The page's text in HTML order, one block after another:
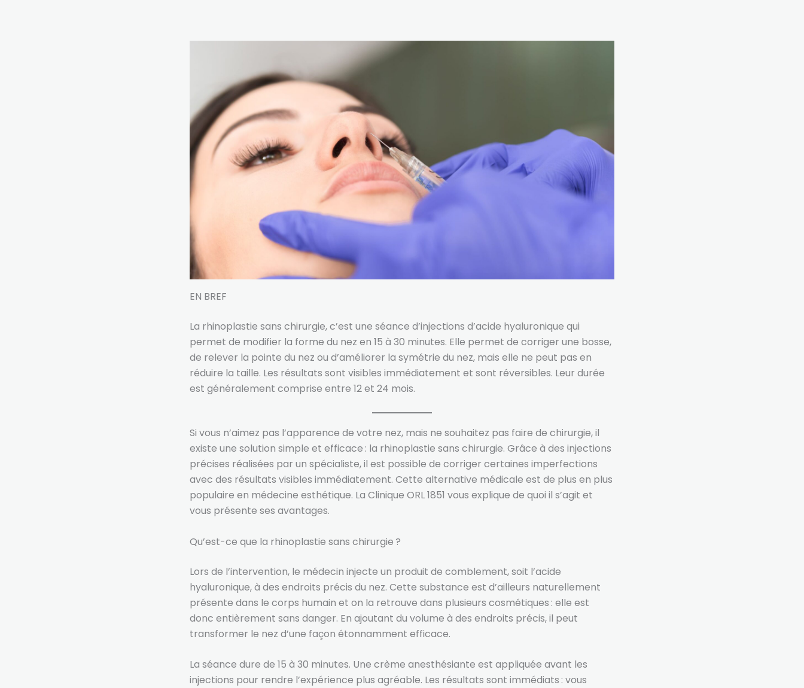
EN BREF
La rhinoplastie sans chirurgie, c’est une séance d’injections d’acide hyaluronique qui
permet de modifier la forme du nez en 15 à 30 minutes. Elle permet de corriger une bosse,
de relever la pointe du nez ou d’améliorer la symétrie du nez, mais elle ne peut pas en
réduire la taille. Les résultats sont visibles immédiatement et sont réversibles. Leur durée
est généralement comprise entre 12 et 24 mois.
Si vous n’aimez pas l’apparence de votre nez, mais ne souhaitez pas faire de chirurgie, il
existe une solution simple et efficace : la rhinoplastie sans chirurgie. Grâce à des injections
précises réalisées par un spécialiste, il est possible de corriger certaines imperfections
avec des résultats visibles immédiatement. Cette alternative médicale est de plus en plus
populaire en médecine esthétique. La Clinique ORL 1851 vous explique de quoi il s’agit et
vous présente ses avantages.
Qu’est-ce que la rhinoplastie sans chirurgie ?
Lors de l’intervention, le médecin injecte un produit de comblement, soit l’acide
hyaluronique, à des endroits précis du nez. Cette substance est d’ailleurs naturellement
présente dans le corps humain et on la retrouve dans plusieurs cosmétiques : elle est
donc entièrement sans danger. En ajoutant du volume à des endroits précis, il peut
transformer le nez d’une façon étonnamment efficace.
La séance dure de 15 à 30 minutes. Une crème anesthésiante est appliquée avant les
injections pour rendre l’expérience plus agréable. Les résultats sont immédiats : vous